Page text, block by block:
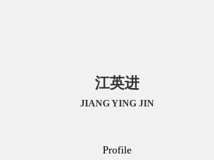
江英进
JIANG YING JIN
Profile